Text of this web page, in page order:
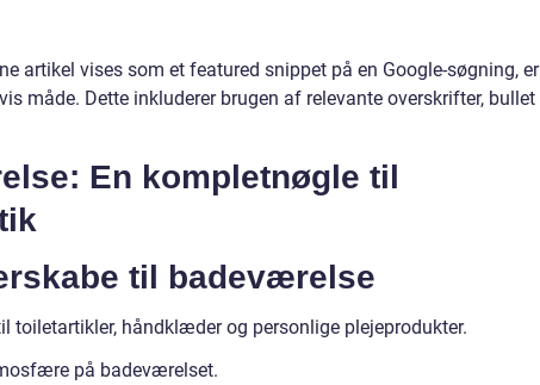
artikel vises som et featured snippet på en Google-søgning, er
måde. Dette inkluderer brugen af relevante overskrifter, bullet
En kompletnøgle til
til badeværelse
toiletartikler, håndklæder og personlige plejeprodukter.
på badeværelset.